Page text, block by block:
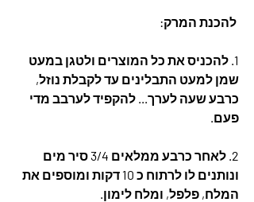
1. להכניס את כל המוצרים ולטגן במעט
שמן למעט התבלינים עד לקבלת נוזל,
כרבע שעה לערך... להקפיד לערבב מדי
פעם.
2. לאחר כרבע ממלאים 3/4 סיר מים
ונותנים לו לרתוח כ 10 דקות ומוספים את
המלח, פלפל, ומלח לימון.